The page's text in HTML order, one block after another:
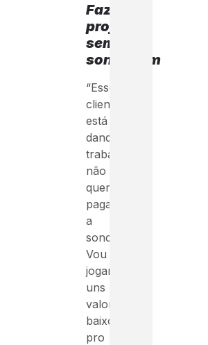
Fazer
projeto
sem
sondagem
“Esse
cliente
está
dando
trabalho,
não
quer
pagar
a
sondagem.
Vou
jogar
uns
valores
baixos
pro